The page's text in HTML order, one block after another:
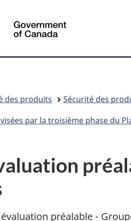
Canada
des produits Sécurité des
par la troisième phase du
préalable -